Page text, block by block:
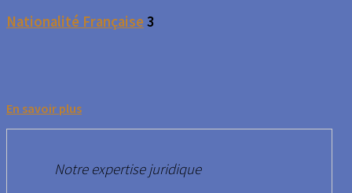
Nationalité Française3
En savoir plus
Notre expertise juridique